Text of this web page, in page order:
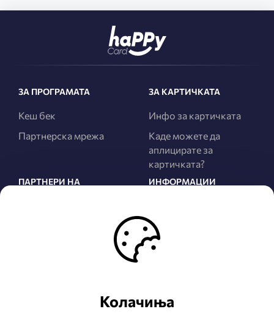
Колачиња
ЗА ПРОГРАМАТА
Кеш бек
Партнерска мрежа
ЗА КАРТИЧКАТА
Инфо за картичката
Каде можете да
аплицирате за
картичката?
ПАРТНЕРИ НА
ИНФОРМАЦИИ
Правила и услови
Политика за